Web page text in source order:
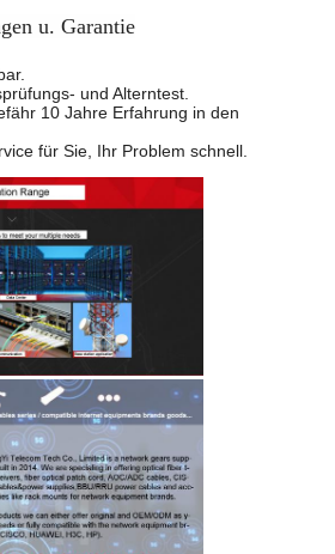
u. Garantie
und Alterntest.
10 Jahre Erfahrung in den
für Sie, Ihr Problem schnell.